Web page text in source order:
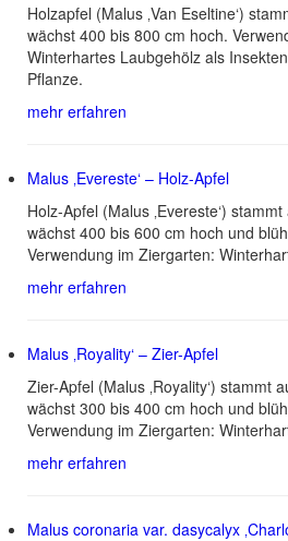
Holzapfel (Malus ‚Van Eseltine‘)
wächst 400 bis 800 cm hoch.
Winterhartes Laubgehölz als
Pflanze.
mehr erfahren
Malus ‚Evereste‘ – Holz-Apfel
Holz-Apfel (Malus ‚Evereste‘)
wächst 400 bis 600 cm hoch und
Verwendung im Ziergarten:
mehr erfahren
Malus ‚Royality‘ – Zier-Apfel
Zier-Apfel (Malus ‚Royality‘) stammt
wächst 300 bis 400 cm hoch und
Verwendung im Ziergarten:
mehr erfahren
Malus coronaria var. dasycalyx